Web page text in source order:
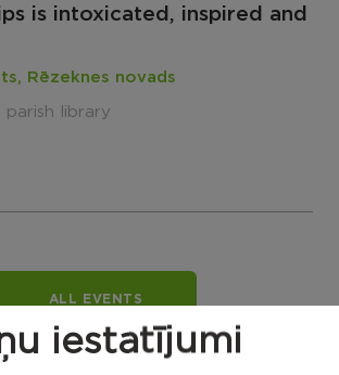
is intoxicated, inspired and
Rēzeknes novads
parish library
ALL EVENTS
iestatījumi